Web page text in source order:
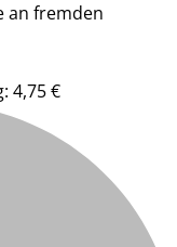
an fremden
4,75 €